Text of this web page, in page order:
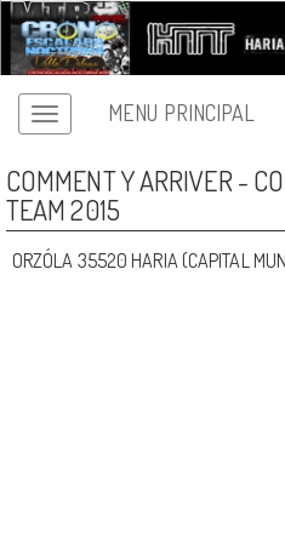
MENU PRINCIPAL
COMMENT Y ARRIVER -
TEAM 2015
ORZÓLA 35520 HARIA (CAPITAL